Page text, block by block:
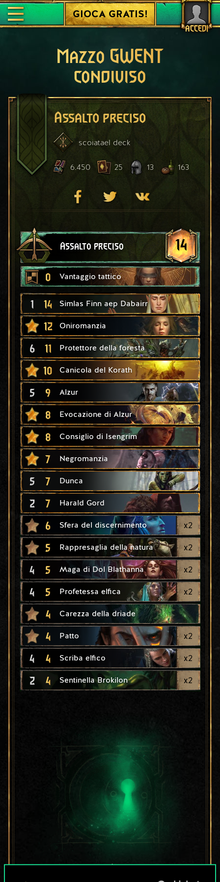
ACCEDI
GIOCA GRATIS!
Mazzo GWENT
condiviso
Assalto preciso
scoiatael deck
6.450 25 13 163
Assalto preciso 14
0 Vantaggio tattico
1 14 Simlas Finn aep Dabairr
12 Oniromanzia
6 11 Protettore della foresta
10 Canicola del Korath
5 9 Alzur
8 Evocazione di Alzur
8 Consiglio di Isengrim
7 Negromanzia
5 7 Dunca
2 7 Harald Gord
6 Sfera del discernimento x2
5 Rappresaglia della natura x2
4 5 Maga di Dol Blathanna x2
4 5 Profetessa elfica x2
4 Carezza della driade
4 Patto x2
4 4 Scriba elfico x2
2 4 Sentinella Brokilon x2